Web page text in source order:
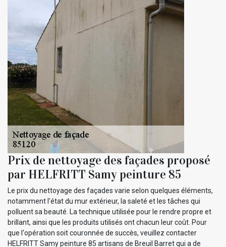
Prix de nettoyage des façades proposé
par HELFRITT Samy peinture 85
Le prix du nettoyage des façades varie selon quelques éléments,
notamment l'état du mur extérieur, la saleté et les tâches qui
polluent sa beauté. La technique utilisée pour le rendre propre et
brillant, ainsi que les produits utilisés ont chacun leur coût. Pour
que l'opération soit couronnée de succès, veuillez contacter
HELFRITT Samy peinture 85 artisans de Breuil Barret qui a de